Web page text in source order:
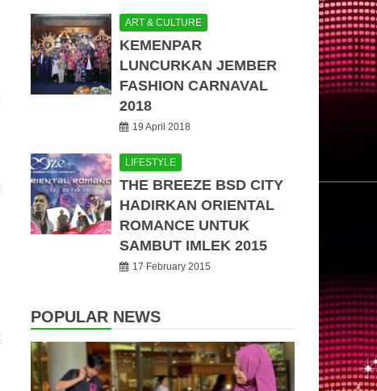
ART & CULTURE
KEMENPAR
LUNCURKAN JEMBER
FASHION CARNAVAL
2018
19 April 2018
LIFESTYLE
THE BREEZE BSD CITY
HADIRKAN ORIENTAL
ROMANCE UNTUK
SAMBUT IMLEK 2015
17 February 2015
POPULAR NEWS